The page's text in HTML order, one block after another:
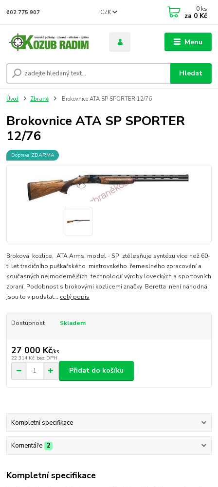
Menu
CZK
Hledat
602 775 907 0 ks
za 0 Kč
Úvod Zbraně Brokovnice ATA SP SPORTER 12/76
Brokovnice ATA SP SPORTER
12/76
Doprava ZDARMA
Broková kozlice, ATA Arms, model - SP ztělesňuje syntézu více než 60-
ti let tradičního puškařského mistrovského řemeslného zpracování a
současných nejmodernějších technologií výroby loveckých a sportovních
zbraní. Podobnost s brokovými kozlicemi značky Beretta není náhodná,
jsou to v podstat... celý popis
Dostupnost Skladem
27 000 Kč/ks
22 314 Kč bez DPH
Přidat do košíku
Kompletní specifikace
Komentáře 2
Kompletní specifikace